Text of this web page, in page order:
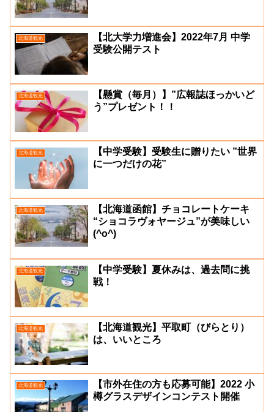
北海道観光
【北大学力増進会】2022年7月 中学
受験公開テスト
北海道観光
【懸賞（毎月）】”広報誌ほっかいど
う”プレゼント！！
北海道観光
【中学受験】受験生に贈りたい ”世界
に一つだけの花”
北海道観光
【北海道函館】チョコレートケーキ
“ショコラヴォヤージュ”が美味しい
(^o^)
北海道観光
【中学受験】夏休みは、過去問に挑
戦！
北海道観光
【北海道観光】平取町（びらとり）
は、いいところ
北海道観光
【市外在住の方も応募可能】2022 小
樽グラスデザインコンテスト開催